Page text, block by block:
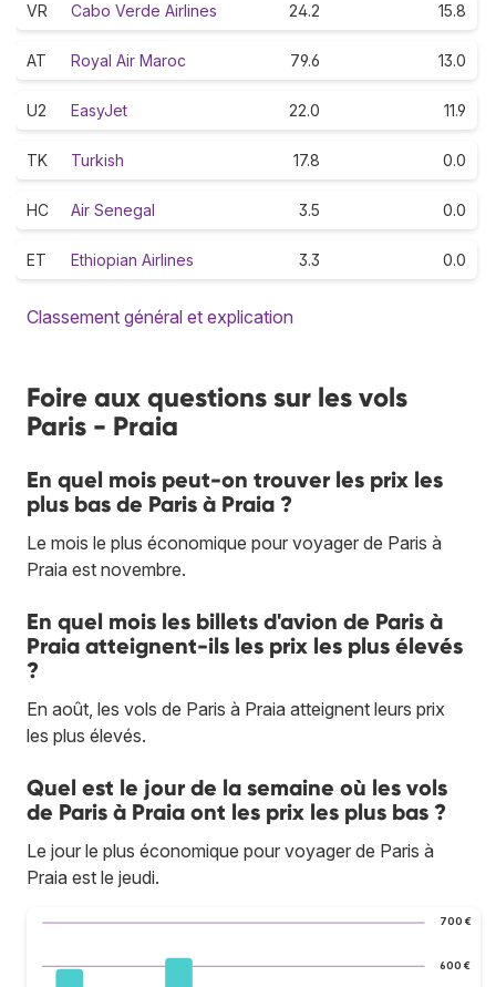
VR Cabo Verde Airlines 24.2 15.8
AT Royal Air Maroc 79.6 13.0
U2 EasyJet 22.0 11.9
TK Turkish 17.8 0.0
HC Air Senegal 3.5 0.0
ET Ethiopian Airlines 3.3 0.0
Classement général et explication
Foire aux questions sur les vols
Paris - Praia
En quel mois peut-on trouver les prix les
plus bas de Paris à Praia ?
Le mois le plus économique pour voyager de Paris à
Praia est novembre.
En quel mois les billets d'avion de Paris à
Praia atteignent-ils les prix les plus élevés
?
En août, les vols de Paris à Praia atteignent leurs prix
les plus élevés.
Quel est le jour de la semaine où les vols
de Paris à Praia ont les prix les plus bas ?
Le jour le plus économique pour voyager de Paris à
Praia est le jeudi.
600 €
700 €